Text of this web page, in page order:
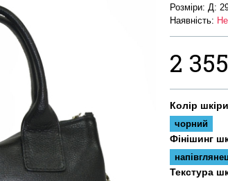
Розміри: Д:
Наявність:
2
Колір шкіри
чорний
Фінішинг
Текстура